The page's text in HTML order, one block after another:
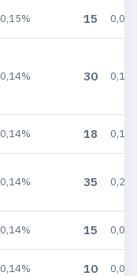
0,15% 15
0,14% 30
0,14% 18
0,14% 35
0,14% 15
0,14% 10